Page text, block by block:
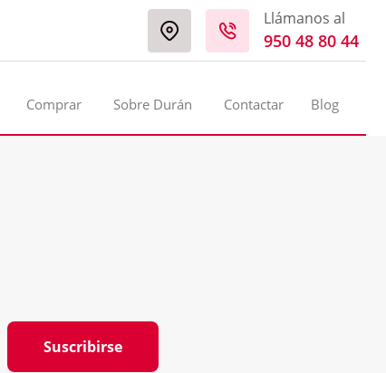
Llámanos al
950 48 80 44
Comprar Sobre Durán Contactar Blog
Suscribirse